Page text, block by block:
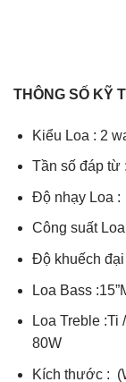
THÔNG SỐ KỸ
Kiểu Loa : 2
Tần số đáp
Độ nhạy Loa :
Công suất
Độ khuếch
Loa Bass
Loa Treble :Ti
80W
Kích thước :